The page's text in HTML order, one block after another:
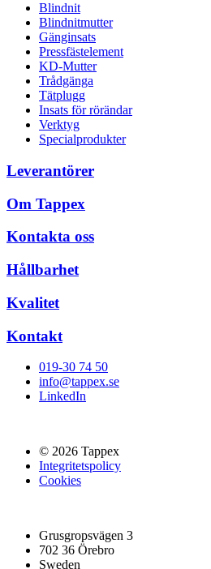
Blindnit
Blindnitmutter
Gänginsats
Pressfästelement
KD-Mutter
Trådgänga
Tätplugg
Insats för rörändar
Verktyg
Specialprodukter
Leverantörer
Om Tappex
Kontakta oss
Hållbarhet
Kvalitet
Kontakt
019-30 74 50
info@tappex.se
LinkedIn
© 2026 Tappex
Integritetspolicy
Cookies
Grusgropsvägen 3
702 36 Örebro
Sweden